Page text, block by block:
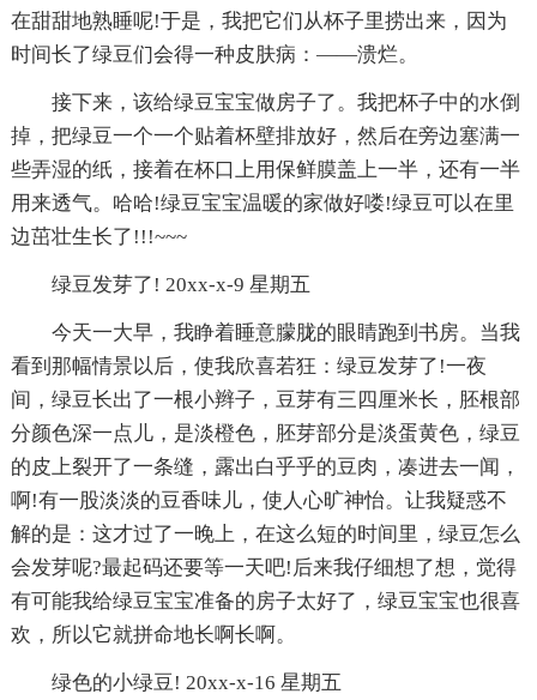
在甜甜地熟睡呢!于是，我把它们从杯子里捞出来，因为
时间长了绿豆们会得一种皮肤病：——溃烂。
接下来，该给绿豆宝宝做房子了。我把杯子中的水倒
掉，把绿豆一个一个贴着杯壁排放好，然后在旁边塞满一
些弄湿的纸，接着在杯口上用保鲜膜盖上一半，还有一半
用来透气。哈哈!绿豆宝宝温暖的家做好喽!绿豆可以在里
边茁壮生长了!!!~~~
绿豆发芽了! 20xx-x-9 星期五
今天一大早，我睁着睡意朦胧的眼睛跑到书房。当我
看到那幅情景以后，使我欣喜若狂：绿豆发芽了!一夜
间，绿豆长出了一根小辫子，豆芽有三四厘米长，胚根部
分颜色深一点儿，是淡橙色，胚芽部分是淡蛋黄色，绿豆
的皮上裂开了一条缝，露出白乎乎的豆肉，凑进去一闻，
啊!有一股淡淡的豆香味儿，使人心旷神怡。让我疑惑不
解的是：这才过了一晚上，在这么短的时间里，绿豆怎么
会发芽呢?最起码还要等一天吧!后来我仔细想了想，觉得
有可能我给绿豆宝宝准备的房子太好了，绿豆宝宝也很喜
欢，所以它就拼命地长啊长啊。
绿色的小绿豆! 20xx-x-16 星期五